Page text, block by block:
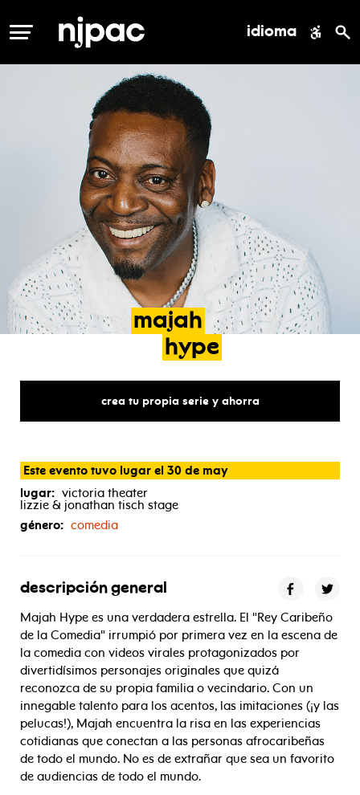
MENÚ idioma
majah
hype
crea tu propia serie y ahorra
Este evento tuvo lugar el 30 de may
lugar: victoria theater
lizzie & jonathan tisch stage
género: comedia
descripción general
Majah Hype es una verdadera estrella. El "Rey Caribeño
de la Comedia" irrumpió por primera vez en la escena de
la comedia con videos virales protagonizados por
divertidísimos personajes originales que quizá
reconozca de su propia familia o vecindario. Con un
innegable talento para los acentos, las imitaciones (¡y las
pelucas!), Majah encuentra la risa en las experiencias
cotidianas que conectan a las personas afrocaribeñas
de todo el mundo. No es de extrañar que sea un favorito
de audiencias de todo el mundo.